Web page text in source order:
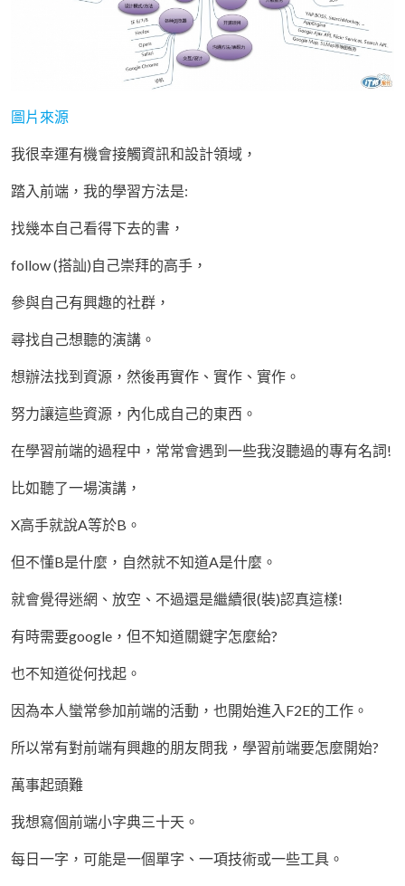
圖片來源
我很幸運有機會接觸資訊和設計領域，
踏入前端，我的學習方法是:
找幾本自己看得下去的書，
follow (搭訕)自己崇拜的高手，
參與自己有興趣的社群，
尋找自己想聽的演講。
想辦法找到資源，然後再實作、實作、實作。
努力讓這些資源，內化成自己的東西。
在學習前端的過程中，常常會遇到一些我沒聽過的專有名詞!
比如聽了一場演講，
X高手就說A等於B。
但不懂B是什麼，自然就不知道A是什麼。
就會覺得迷網、放空、不過還是繼續很(裝)認真這樣!
有時需要google，但不知道關鍵字怎麼給?
也不知道從何找起。
因為本人蠻常參加前端的活動，也開始進入F2E的工作。
所以常有對前端有興趣的朋友問我，學習前端要怎麼開始?
萬事起頭難
我想寫個前端小字典三十天。
每日一字，可能是一個單字、一項技術或一些工具。